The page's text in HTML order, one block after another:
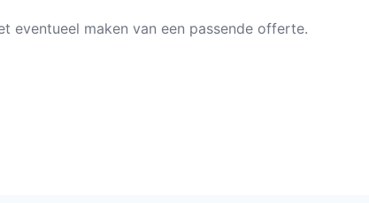
eventueel maken van een passende offerte.